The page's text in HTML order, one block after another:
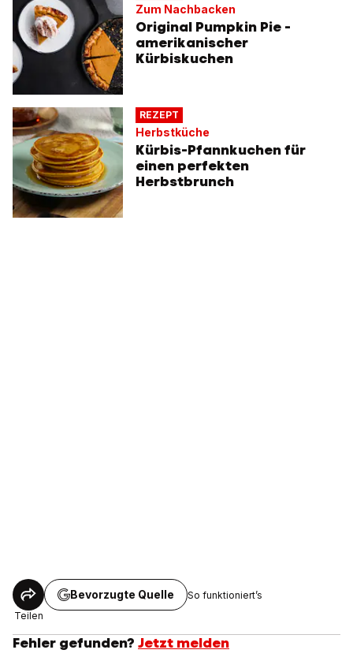
Zum Nachbacken
Original Pumpkin Pie -
amerikanischer
Kürbiskuchen
REZEPT
Herbstküche
Kürbis-Pfannkuchen für
einen perfekten
Herbstbrunch
Teilen
Bevorzugte Quelle So funktioniert’s
Fehler gefunden? Jetzt melden